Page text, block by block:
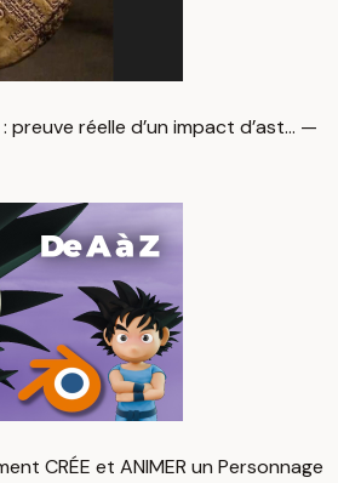
preuve réelle d’un impact d’ast… —
CRÉE et ANIMER un Personnage